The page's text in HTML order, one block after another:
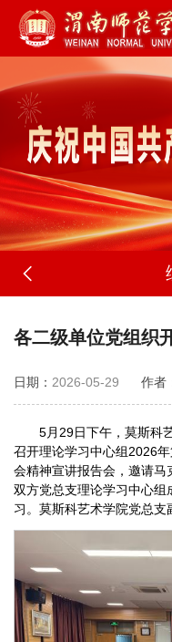
各二级单位党组织
日期： 2026-05-29 作者
5月29日下午，莫斯科
召开理论学习中心组2026
会精神宣讲报告会，邀请马
双方党总支理论学习中心
习。莫斯科艺术学院党总支